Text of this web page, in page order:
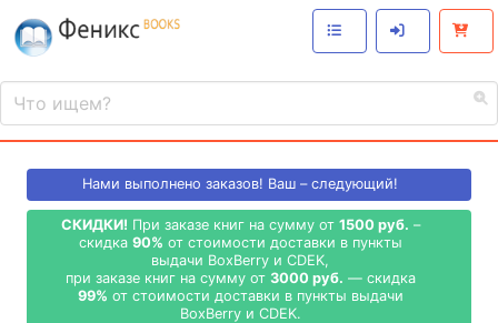
Нами выполнено заказов! Ваш – следующий!
СКИДКИ! При заказе книг на сумму от 1500 руб. –
скидка 90% от стоимости доставки в пункты
выдачи BoxBerry и CDEK,
при заказе книг на сумму от 3000 руб. — скидка
99% от стоимости доставки в пункты выдачи
BoxBerry и CDEK.